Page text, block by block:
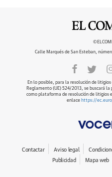
Calle Marqués de San Esteban,
En lo posible, para la resolución de
Reglamento (UE) 524/2013, se buscará
como plataforma de resolución de litigios
enlace https://
Contactar Aviso legal
Publicidad
Mapa web